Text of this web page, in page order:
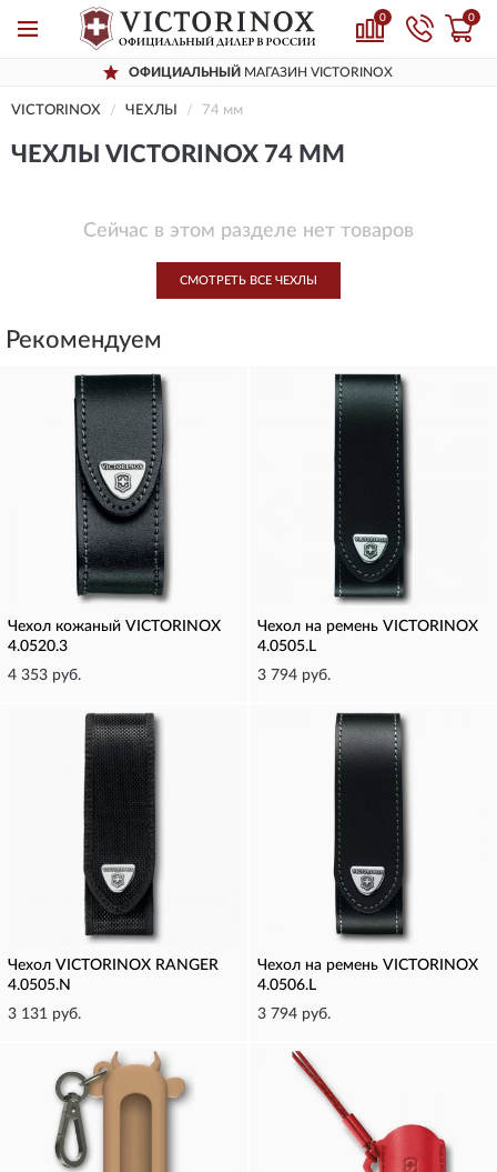
0 0
ОФИЦИАЛЬНЫЙ МАГАЗИН VICTORINOX
VICTORINOX ЧЕХЛЫ 74 мм
ЧЕХЛЫ VICTORINOX 74 ММ
Сейчас в этом разделе нет товаров
СМОТРЕТЬ ВСЕ ЧЕХЛЫ
Рекомендуем
Чехол кожаный VICTORINOX
4.0520.3
4 353 руб.
Чехол на ремень VICTORINOX
4.0505.L
3 794 руб.
Чехол VICTORINOX RANGER
4.0505.N
3 131 руб.
Чехол на ремень VICTORINOX
4.0506.L
3 794 руб.